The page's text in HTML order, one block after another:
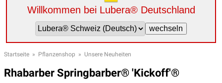
Willkommen bei Lubera® Deutschland
Startseite » Pflanzenshop » Unsere Neuheiten
Rhabarber Springbarber® 'Kickoff'®